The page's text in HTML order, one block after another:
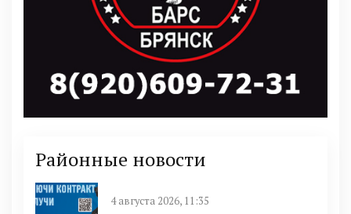
Районные новости
4 августа 2026, 11:35